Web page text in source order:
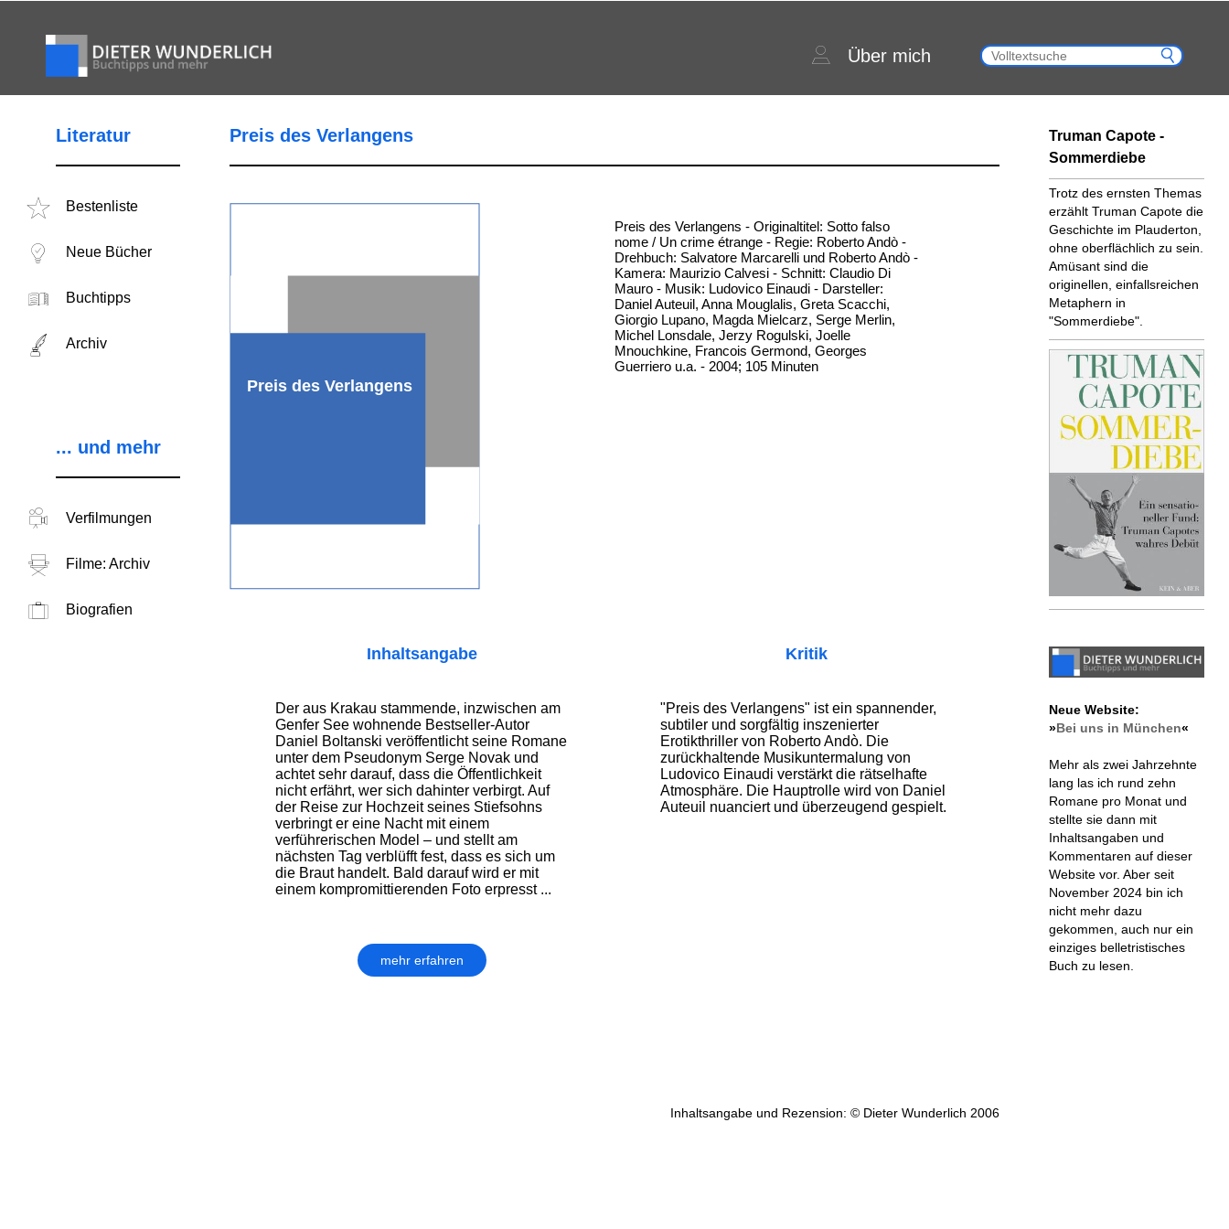
Über mich
Literatur
Bestenliste
Neue Bücher
Buchtipps
Archiv
... und mehr
Verfilmungen
Filme: Archiv
Biografien
Preis des Verlangens
Preis des Verlangens
Preis des Verlangens - Originaltitel: Sotto falso
nome / Un crime étrange - Regie: Roberto Andò -
Drehbuch: Salvatore Marcarelli und Roberto Andò -
Kamera: Maurizio Calvesi - Schnitt: Claudio Di
Mauro - Musik: Ludovico Einaudi - Darsteller:
Daniel Auteuil, Anna Mouglalis, Greta Scacchi,
Giorgio Lupano, Magda Mielcarz, Serge Merlin,
Michel Lonsdale, Jerzy Rogulski, Joelle
Mnouchkine, Francois Germond, Georges
Guerriero u.a. - 2004; 105 Minuten
Inhaltsangabe
Der aus Krakau stammende, inzwischen am
Genfer See wohnende Bestseller-Autor
Daniel Boltanski veröffentlicht seine Romane
unter dem Pseudonym Serge Novak und
achtet sehr darauf, dass die Öffentlichkeit
nicht erfährt, wer sich dahinter verbirgt. Auf
der Reise zur Hochzeit seines Stiefsohns
verbringt er eine Nacht mit einem
verführerischen Model – und stellt am
nächsten Tag verblüfft fest, dass es sich um
die Braut handelt. Bald darauf wird er mit
einem kompromittierenden Foto erpresst ...
mehr erfahren
Kritik
"Preis des Verlangens" ist ein spannender,
subtiler und sorgfältig inszenierter
Erotikthriller von Roberto Andò. Die
zurückhaltende Musikuntermalung von
Ludovico Einaudi verstärkt die rätselhafte
Atmosphäre. Die Hauptrolle wird von Daniel
Auteuil nuanciert und überzeugend gespielt.
Inhaltsangabe und Rezension: © Dieter Wunderlich 2006
Truman Capote -
Sommerdiebe
Trotz des ernsten Themas
erzählt Truman Capote die
Geschichte im Plauderton,
ohne oberflächlich zu sein.
Amüsant sind die
originellen, einfallsreichen
Metaphern in
"Sommerdiebe".
Neue Website:
»Bei uns in München«
Mehr als zwei Jahrzehnte
lang las ich rund zehn
Romane pro Monat und
stellte sie dann mit
Inhaltsangaben und
Kommentaren auf dieser
Website vor. Aber seit
November 2024 bin ich
nicht mehr dazu
gekommen, auch nur ein
einziges belletristisches
Buch zu lesen.